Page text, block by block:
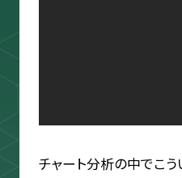
チャート分析の中でこ